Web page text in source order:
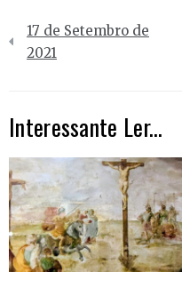
Navegação
de
17 de Setembro de
2021
Interessante Ler...